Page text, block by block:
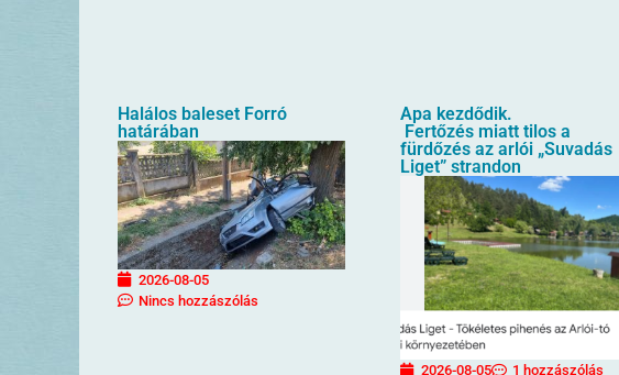
Halálos baleset Forró
határában
2026-08-05
Nincs hozzászólás
Apa kezdődik.
Fertőzés miatt tilos a
fürdőzés az arlói „Suvadás
Liget” strandon
2026-08-05 1 hozzászólás